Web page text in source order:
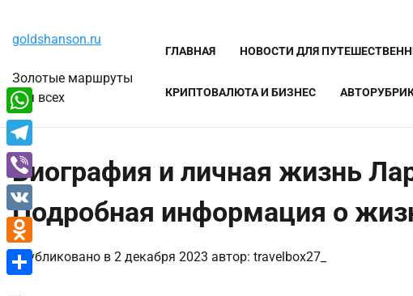
содержимому
goldshanson.ru
Золотые маршруты
для всех
ГЛАВНАЯ НОВОСТИ ДЛЯ
КРИПТОВАЛЮТА И БИЗНЕС
Биография и личная жизнь
Подробная информация о
Опубликовано в 2 декабря 2023 автор: travelbox27_
WhatsApp
Telegram
Viber
VK
Odnoklassniki